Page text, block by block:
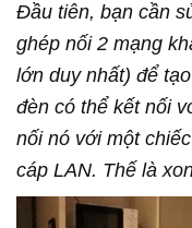
Đầu tiên, bạn cần
ghép nối 2 mạng
lớn duy nhất) để
đèn có thể kết nối
nối nó với một
cáp LAN. Thế là